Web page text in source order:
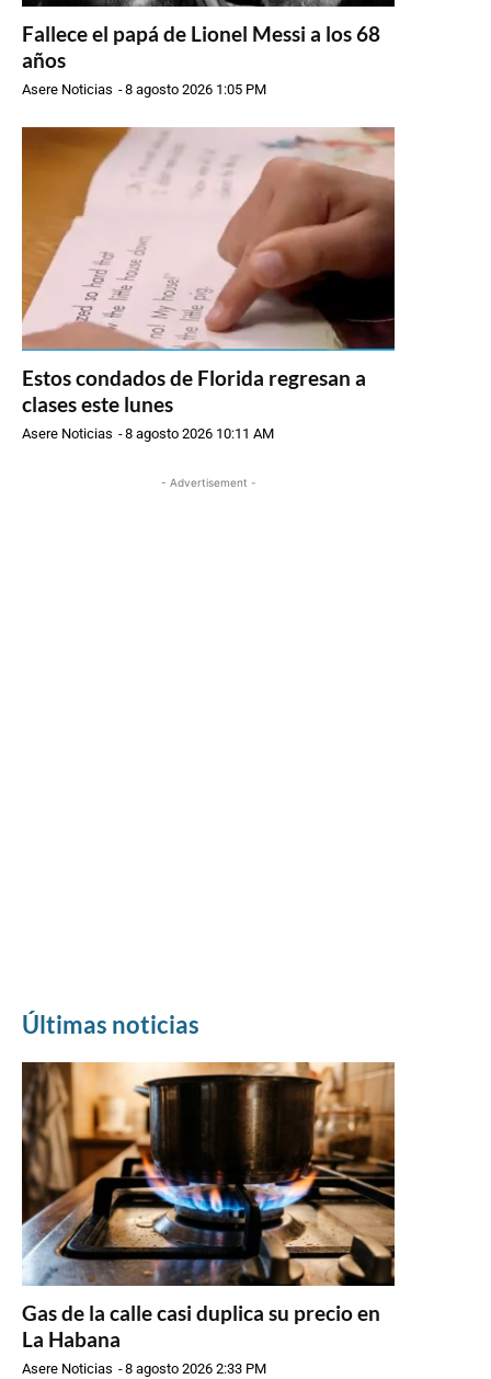
Fallece el papá de Lionel Messi a los 68
años
Asere Noticias -8 agosto 2026 1:05 PM
Estos condados de Florida regresan a
clases este lunes
Asere Noticias -8 agosto 2026 10:11 AM
- Advertisement -
Últimas noticias
Gas de la calle casi duplica su precio en
La Habana
Asere Noticias -8 agosto 2026 2:33 PM